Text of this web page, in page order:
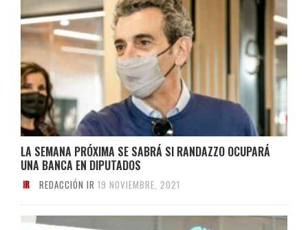
LA SEMANA PRÓXIMA SE SABRÁ SI RANDAZZO OCUPARÁ
UNA BANCA EN DIPUTADOS
REDACCIÓN IR 19 NOVIEMBRE, 2021